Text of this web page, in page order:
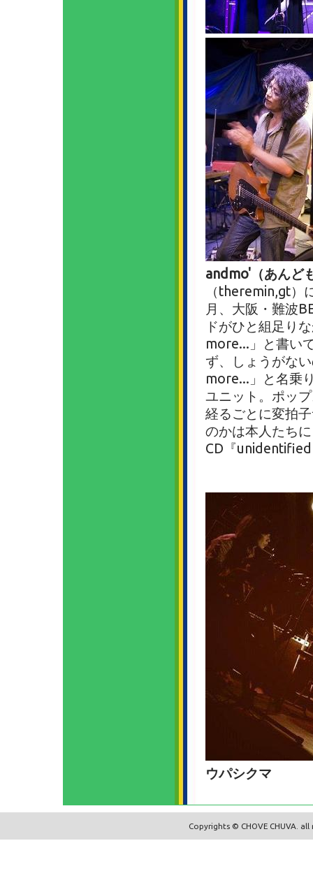
andmo'（あんど
（theremin,gt）
月、大阪・難波
ドがひと組足り
more...」と書い
ず、しょうがな
more...」と名乗
ユニット。ポッ
経るごとに変拍
のかは本人たち
CD『
ウパシクマ
Copyrights © CHOVE CHUVA.